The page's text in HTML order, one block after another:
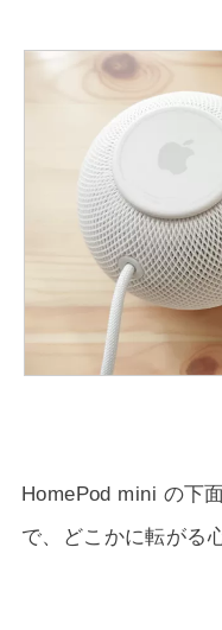
HomePod mini の下
で、どこかに転がる